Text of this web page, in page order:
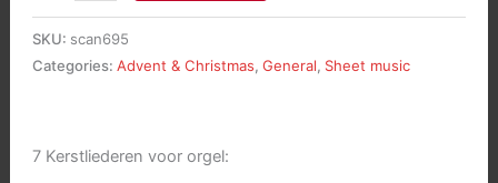
SKU: scan695
Categories: Advent & Christmas, General, Sheet music
7 Kerstliederen voor orgel: